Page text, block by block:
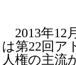
2013年12
は第22回ア
人権の主流